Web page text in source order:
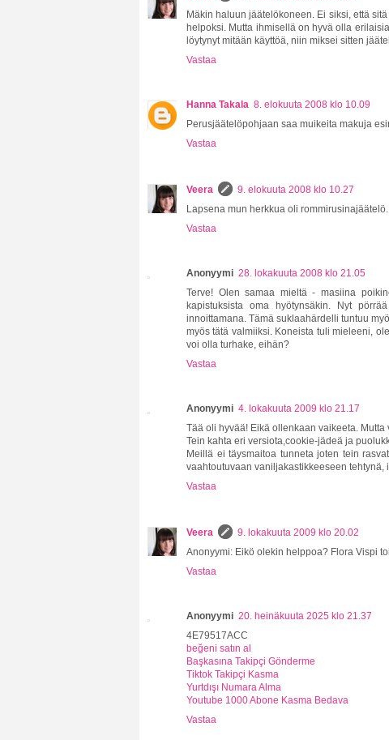
Mäkin haluun jäätelökoneen. Ei siksi, että
helpoksi. Mutta ihmisellä on hyvä olla
löytynyt mitään käyttöä, niin miksei sitten
Vastaa
Hanna Takala 8. elokuuta 2008 klo 10.09
Perusjäätelöpohjaan saa muikeita makuja
Vastaa
Veera
9. elokuuta 2008 klo 10.27
Lapsena mun herkkua oli
Vastaa
Anonyymi 28. lokakuuta 2008 klo 21.05
Terve! Olen samaa mieltä - masiina
kapistuksista oma hyötynsäkin. Nyt
innoittamana. Tämä suklaahärdelli tuntuu
myös tätä valmiiksi. Koneista tuli mieleeni,
voi olla turhake, eihän?
Vastaa
Anonyymi 4. lokakuuta 2009 klo 21.17
Tää oli hyvää! Eikä ollenkaan vaikeeta.
Tein kahta eri versiota,cookie-jädeä ja
Meillä ei täysmaitoa tunneta joten tein
vaahtoutuvaan vaniljakastikkeeseen
Vastaa
Veera
9. lokakuuta 2009 klo 20.02
Anonyymi: Eikö olekin helppoa? Flora Vispi
Vastaa
Anonyymi 20. heinäkuuta 2025 klo 21.37
4E79517ACC
beğeni satın al
Başkasına Takipçi Gönderme
Tiktok Takipçi Kasma
Yurtdışı Numara Alma
Youtube 1000 Abone Kasma Bedava
Vastaa